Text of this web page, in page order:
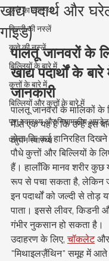
कुत्ते का स्वास्थ्य
बिल्ली की नस्लें
कुत्ते की नस्लें
बिल्लियों के बारे में
कुत्तों के बारे में
बिल्लियों और कुत्तों के बारे में
पशु स्वास्थ्य और नियामकीय अपडेट
पशुधन स्वास्थ्य
खाद्य पदार्थ और
गाइड)
पालतू जानवरों के
खाद्य पदार्थों के
जानकारी
पालतू जानवरों के मालिकों
में से एक यह है कि उन्हें इस
होता कि कई हानिरहित
पौधे कुत्तों और बिल्लियों के
हैं। हालाँकि मानव शरीर कुछ
रूप से पचा सकता है, लेकिन
इन पदार्थों को जल्दी से तोड़
पाता। इससे लीवर, किडनी
गंभीर नुकसान हो सकता है।
उदाहरण के लिए, चॉकलेट और
"मिथाइलज़ैंथिन" समूह में आते